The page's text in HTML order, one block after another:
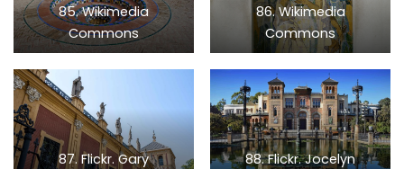
85. Wikimedia
Commons
86. Wikimedia
Commons
87. Flickr. Gary
88. Flickr. Jocelyn